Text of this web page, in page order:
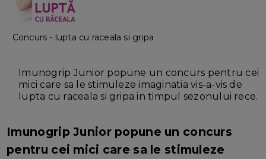
Concurs - lupta cu raceala si gripa
Imunogrip Junior popune un concurs pentru cei
mici care sa le stimuleze imaginatia vis-a-vis de
lupta cu raceala si gripa in timpul sezonului rece.
Imunogrip Junior popune un concurs
pentru cei mici care sa le stimuleze